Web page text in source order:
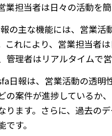
業担当者は日々の活動を
の主な機能には、営業活
これにより、営業担当者
管理者はリアルタイムで
日報は、営業活動の透明
の案件が進捗しているか
ります。さらに、過去の
です。